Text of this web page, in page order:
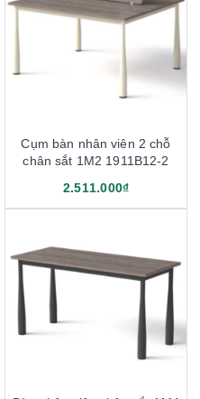
Cụm bàn nhân viên 2 chỗ
chân sắt 1M2 1911B12-2
2.511.000₫